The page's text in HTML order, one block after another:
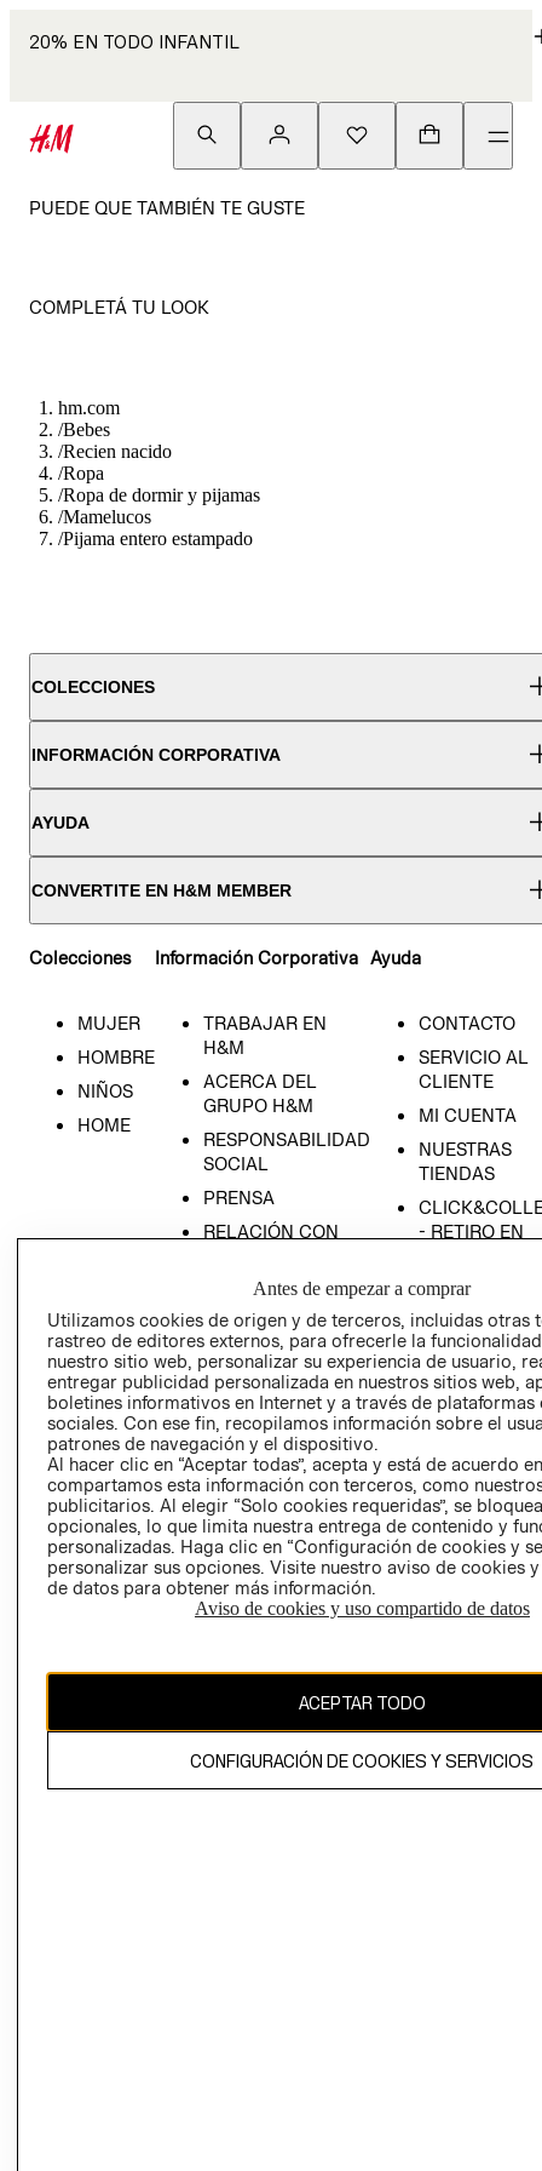
20% EN TODO INFANTIL
PUEDE QUE TAMBIÉN TE GUSTE
COMPLETÁ TU LOOK
hm.com
/Bebes
/Recien nacido
/Ropa
/Ropa de dormir y pijamas
/Mamelucos
/Pijama entero estampado
COLECCIONES
INFORMACIÓN CORPORATIVA
AYUDA
CONVERTITE EN H&M MEMBER
Colecciones
MUJER
HOMBRE
NIÑOS
HOME
Información Corporativa
TRABAJAR EN
H&M
ACERCA DEL
GRUPO H&M
RESPONSABILIDAD
SOCIAL
PRENSA
RELACIÓN CON
POLÍTICA
EMPRESARIAL
Ayuda
CONTACTO
SERVICIO AL
CLIENTE
MI CUENTA
NUESTRAS
TIENDAS
- RETIRO EN
TÉRMINOS Y
CONDICIONES
AVISO DE
PRIVACIDAD
GIFT CARD
COOKIES
CAMBIAR REGIÓN
El contenido de esta página web está protegido por copyright y es
Antes de empezar a comprar
Utilizamos cookies de origen y de terceros, incluidas otras
rastreo de editores externos, para ofrecerle la
nuestro sitio web, personalizar su experiencia de usuario,
entregar publicidad personalizada en nuestros sitios web,
boletines informativos en Internet y a través de plataformas
sociales. Con ese fin, recopilamos información sobre el
patrones de navegación y el dispositivo.
Al hacer clic en “Aceptar todas”, acepta y está de acuerdo
compartamos esta información con terceros, como
publicitarios. Al elegir “Solo cookies requeridas”, se
opcionales, lo que limita nuestra entrega de contenido y
personalizadas. Haga clic en “Configuración de cookies y
personalizar sus opciones. Visite nuestro aviso de cookies
de datos para obtener más información.
Aviso de cookies y uso compartido de datos
ACEPTAR TODO
CONFIGURACIÓN DE COOKIES Y SERVICIOS